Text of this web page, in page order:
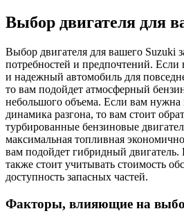
Выбор двигателя для
Выбор двигателя для вашего Suzuki
потребностей и предпочтений.
и надежный автомобиль для
то вам подойдет атмосферный
небольшого объема. Если вам
динамика разгона, то вам стоит
турбированные бензиновые
максимальная топливная
вам подойдет гибридный
также стоит учитывать стоимость
доступность запасных частей.
Факторы, влияющие на